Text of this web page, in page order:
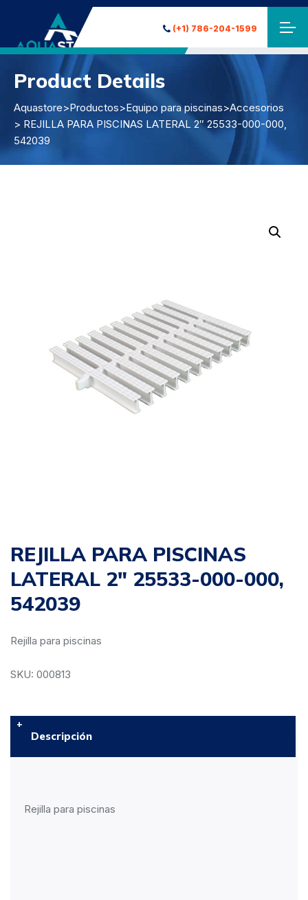
(+1) 786-204-1599
Product Details
Aquastore>Productos>Equipo para piscinas>Accesorios
> REJILLA PARA PISCINAS LATERAL 2″ 25533-000-000,
542039
REJILLA PARA PISCINAS
LATERAL 2″ 25533-000-000,
542039
Rejilla para piscinas
SKU: 000813
Descripción
Rejilla para piscinas